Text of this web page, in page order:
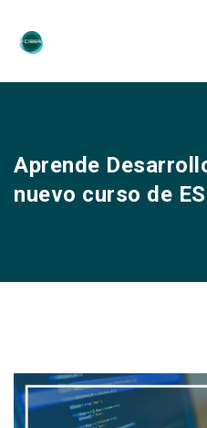
Aprende
nuevo curso de